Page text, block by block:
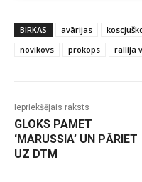
BIRKAS avārijas
novikovs
prokops rallija
Iepriekšējais raksts
GLOKS PAMET
‘MARUSSIA’ UN PĀRIET
UZ DTM